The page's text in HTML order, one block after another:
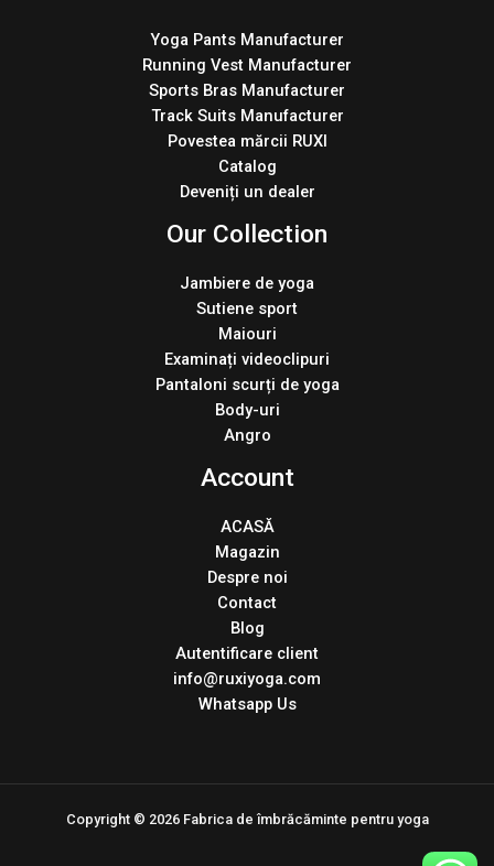
Yoga Pants Manufacturer
Running Vest Manufacturer
Sports Bras Manufacturer
Track Suits Manufacturer
Povestea mărcii RUXI
Catalog
Deveniți un dealer
Our Collection
Jambiere de yoga
Sutiene sport
Maiouri
Examinați videoclipuri
Pantaloni scurți de yoga
Body-uri
Angro
Account
ACASĂ
Magazin
Despre noi
Contact
Blog
Autentificare client
info@ruxiyoga.com
Whatsapp Us
Copyright © 2026 Fabrica de îmbrăcăminte pentru yoga